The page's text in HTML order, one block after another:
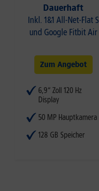
Dauerhaft
Inkl. 1&1 All-Net-Flat S
und Google Fitbit Air
Zum Angebot
6,9“ Zoll 120 Hz
Display
50 MP Hauptkamera
128 GB Speicher